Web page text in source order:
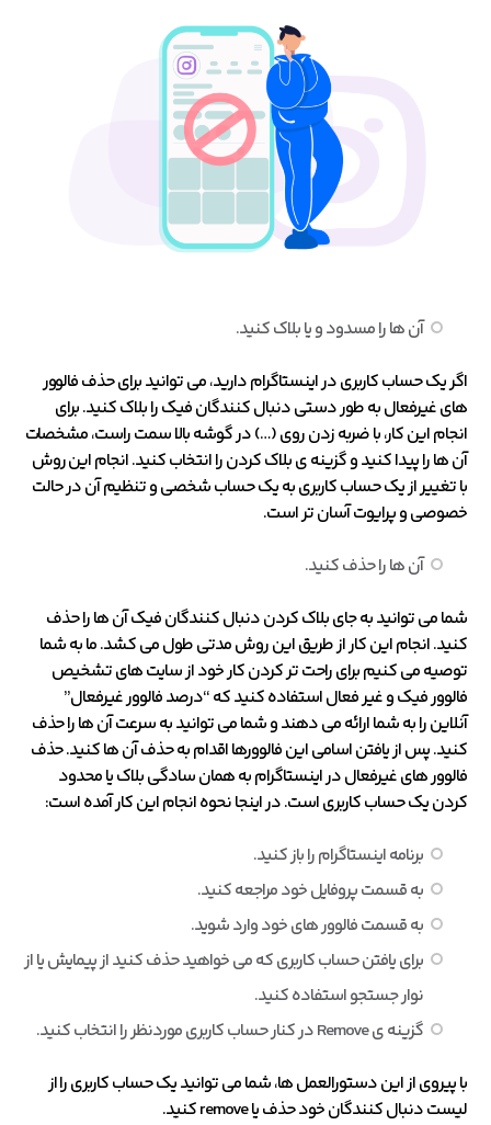
آن ها را مسدود و یا بلاک کنید.
اگر یک حساب کاربری در اینستاگرام دارید، می توانید برای حذف فالوور
های غیرفعال به طور دستی دنبال کنندگان فیک را بلاک کنید. برای
انجام این کار، با ضربه زدن روی (…) در گوشه بالا سمت راست، مشخصات
آن ها را پیدا کنید و گزینه ی بلاک کردن را انتخاب کنید. انجام این روش
با تغییر از یک حساب کاربری به یک حساب شخصی و تنظیم آن در حالت
خصوصی و پرایوت آسان تر است.
آن ها را حذف کنید.
شما می توانید به جای بلاک کردن دنبال کنندگان فیک آن ها را حذف
کنید. انجام این کار از طریق این روش مدتی طول می کشد. ما به شما
توصیه می کنیم برای راحت تر کردن کار خود از سایت های تشخیص
فالوور فیک و غیر فعال استفاده کنید که “درصد فالوور غیرفعال”
آنلاین را به شما ارائه می دهند و شما می توانید به سرعت آن ها را حذف
کنید. پس از یافتن اسامی این فالوورها اقدام به حذف آن ها کنید. حذف
فالوور های غیرفعال در اینستاگرام به همان سادگی بلاک یا محدود
کردن یک حساب کاربری است. در اینجا نحوه انجام این کار آمده است:
برنامه اینستاگرام را باز کنید.
به قسمت پروفایل خود مراجعه کنید.
به قسمت فالوور های خود وارد شوید.
برای یافتن حساب کاربری که می خواهید حذف کنید از پیمایش یا از
نوار جستجو استفاده کنید.
گزینه ی Remove در کنار حساب کاربری موردنظر را انتخاب کنید.
با پیروی از این دستورالعمل ها، شما می توانید یک حساب کاربری را از
لیست دنبال کنندگان خود حذف یا remove کنید.